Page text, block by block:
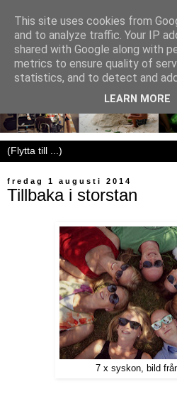
fredag 1 augusti 2014
Tillbaka i storstan
7 x syskon, bild
This site uses cookies from
and to analyze traffic. Your IP
shared with Google along with
metrics to ensure quality of
statistics, and to detect and
LEARN MORE